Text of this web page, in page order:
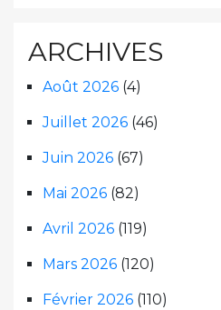
ARCHIVES
Août 2026 (4)
Juillet 2026 (46)
Juin 2026 (67)
Mai 2026 (82)
Avril 2026 (119)
Mars 2026 (120)
Février 2026 (110)